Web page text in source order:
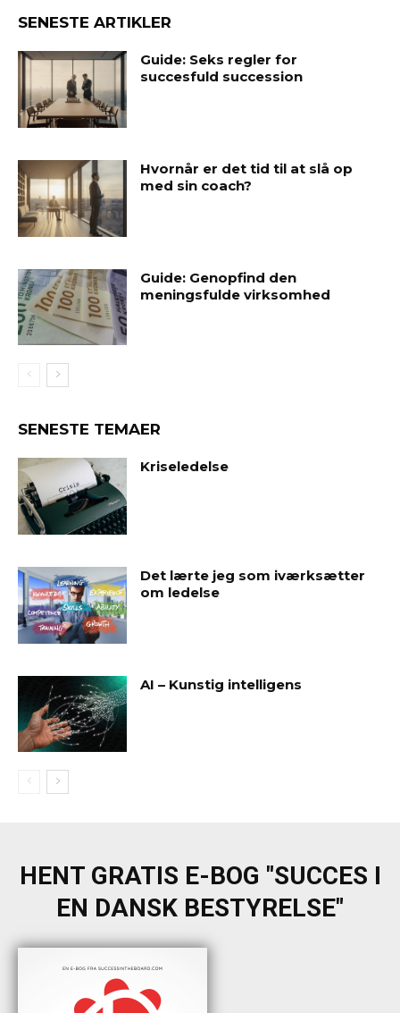
SENESTE ARTIKLER
Guide: Seks regler for
succesfuld succession
Hvornår er det tid til at slå op
med sin coach?
Guide: Genopfind den
meningsfulde virksomhed
SENESTE TEMAER
Kriseledelse
Det lærte jeg som iværksætter
om ledelse
AI – Kunstig intelligens
HENT GRATIS E-BOG "SUCCES I
EN DANSK BESTYRELSE"